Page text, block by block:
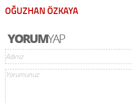
OĞUZHAN ÖZKAYA